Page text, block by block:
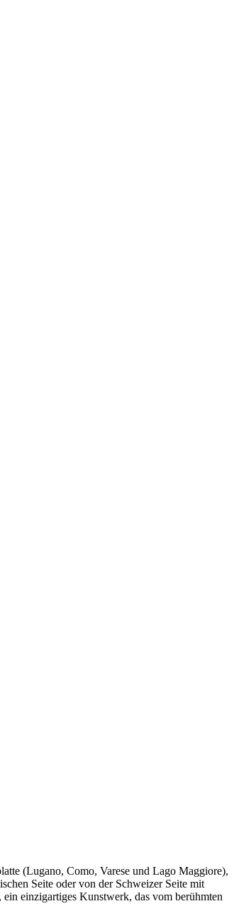
(Lugano, Como, Varese und Lago Maggiore),
Seite oder von der Schweizer Seite mit
einzigartiges Kunstwerk, das vom berühmten